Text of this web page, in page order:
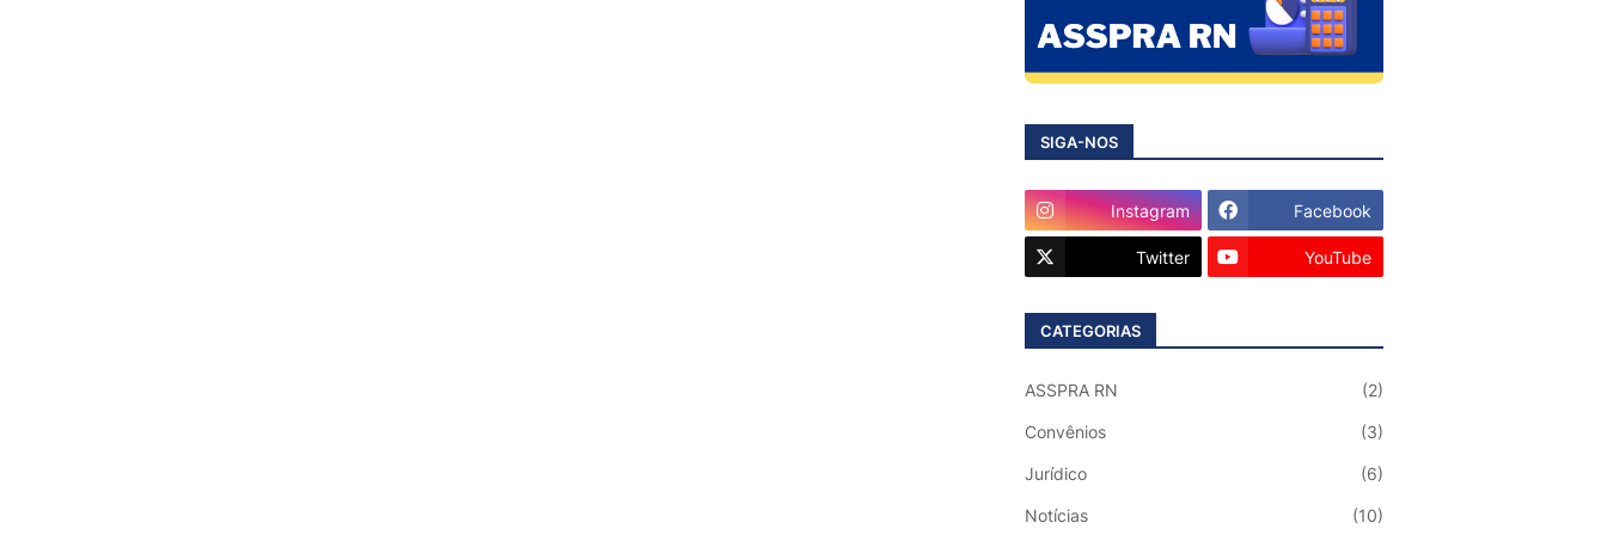
SIGA-NOS
Instagram Facebook
Twitter YouTube
CATEGORIAS
ASSPRA RN (2)
Convênios (3)
Jurídico (6)
Notícias (10)